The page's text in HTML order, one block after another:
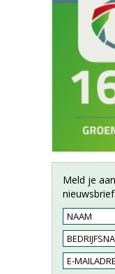
Meld je
nieuwsbrief.